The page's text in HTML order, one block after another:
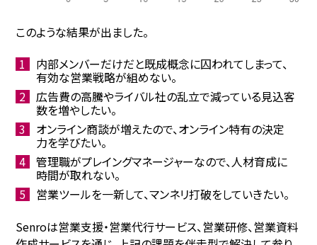
このような結果が出ました。
内部メンバーだけだと既成概念に囚われてしまって、
有効な営業戦略が組めない。
広告費の高騰やライバル社の乱立で減っている見込客
数を増やしたい。
オンライン商談が増えたので、オンライン特有の決定
力を学びたい。
管理職がプレイングマネージャーなので、人材育成に
時間が取れない。
営業ツールを一新して、マンネリ打破をしていきたい。
Senroは営業支援・営業代行サービス、営業研修、営業資料